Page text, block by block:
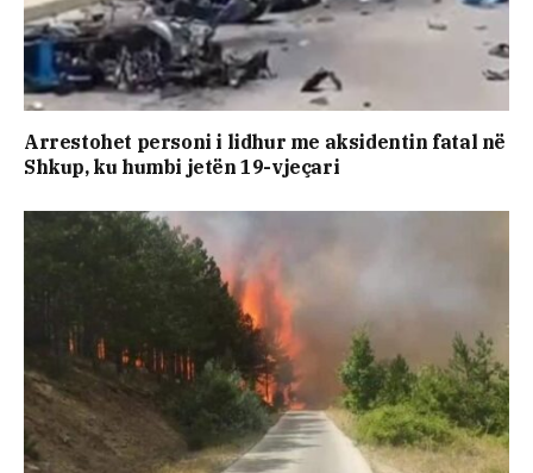
Arrestohet personi i lidhur me aksidentin fatal në
Shkup, ku humbi jetën 19-vjeçari